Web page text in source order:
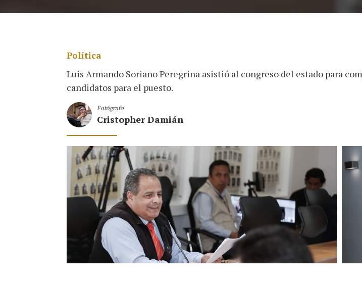
Política
Luis Armando Soriano Peregrina asistió al congreso del estado para
candidatos para el puesto.
Fotógrafo
Cristopher Damián